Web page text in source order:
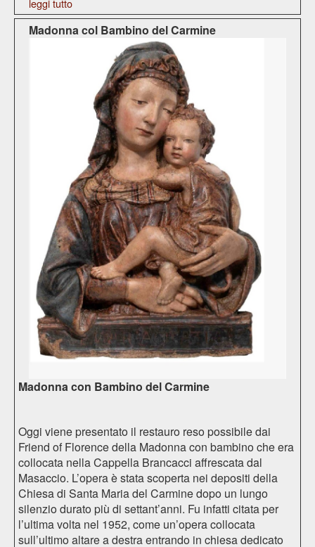
leggi tutto
Madonna col Bambino del Carmine
Madonna con Bambino del Carmine
Oggi viene presentato il restauro reso possibile dai
Friend of Florence della Madonna con bambino che era
collocata nella Cappella Brancacci affrescata dal
Masaccio. L’opera è stata scoperta nei depositi della
Chiesa di Santa Maria del Carmine dopo un lungo
silenzio durato più di settant’anni. Fu infatti citata per
l’ultima volta nel 1952, come un’opera collocata
sull’ultimo altare a destra entrando in chiesa dedicato